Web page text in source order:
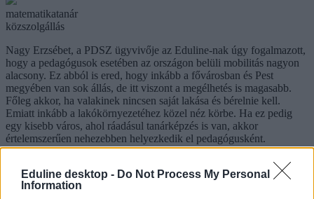
Eduline desktop - Do Not Process My Personal
Information
matematikatanár
közszolgállás
Nagy Erzsébet, a PDSZ ügyvivője az Eduline-nak úgy fogalmazott,
hogy a pedagógusok esetében az országon belüli mobilitás nagyon
alacsony. Ez abból is ered, hogy inkább a fővárosban és Pest
megyében van sok állás, de itt viszont a megélhetés is magasabb.
Főleg akkor, ha valakinek nincsen saját lakása és bérelnie kell.
Emiatt inkább a lakókörnyezetéhez közel néz körbe. Ha ez pedig
egy kisebb város, ahol ráadásul tanárképzés is van, akkor
értelemszerűen nehezebben helyezkedik el pedagógusként.
A kormány átalakítja a pedagógusképzést, melynek részeként meg
fogják szüntetni a Nemzeti Közszolgálati Egyetemen a
tanárszakokat. A témával részletesen az alábbi cikkünkben